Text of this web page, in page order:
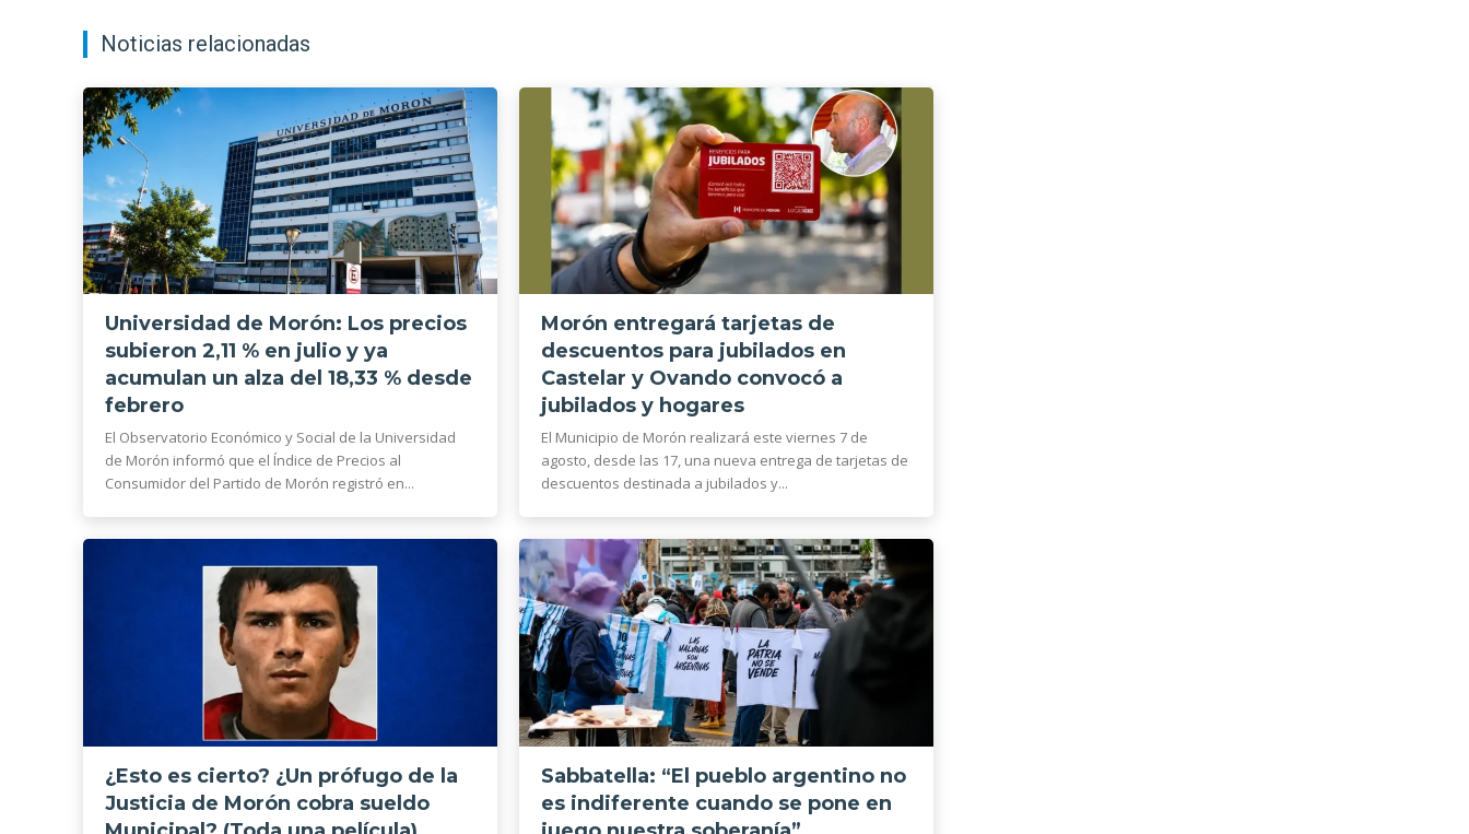
Noticias relacionadas
Universidad de Morón: Los precios
subieron 2,11 % en julio y ya
acumulan un alza del 18,33 % desde
febrero
El Observatorio Económico y Social de la Universidad
de Morón informó que el Índice de Precios al
Consumidor del Partido de Morón registró en...
Morón entregará tarjetas de
descuentos para jubilados en
Castelar y Ovando convocó a
jubilados y hogares
El Municipio de Morón realizará este viernes 7 de
agosto, desde las 17, una nueva entrega de tarjetas de
descuentos destinada a jubilados y...
¿Esto es cierto? ¿Un prófugo de la
Justicia de Morón cobra sueldo
Sabbatella: “El pueblo argentino no
es indiferente cuando se pone en